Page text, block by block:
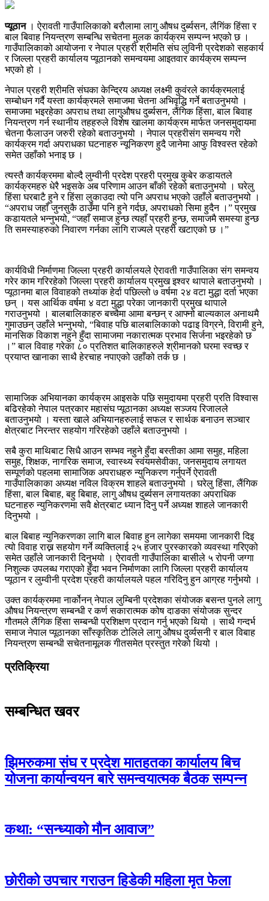
प्यूठान। ऐरावती गाउँपालिकाको बरौलामा लागु औषध दुर्ब्यसन, लैगिंक हिंसा र
बाल बिवाह नियन्त्रण सम्बन्धि सचेतना मुलक कार्यक्रम सम्पन्न भएको छ ।
गाउँपालिकाको आयोजना र नेपाल प्रहरी श्रीमति संघ लुविनी प्रदेशको सहकार्य
र जिल्ला प्रहरी कार्यालय प्यूठानको समन्वयमा आइतवार कार्यक्रम सम्पन्न
भएको हो ।
नेपाल प्रहरी श्रीमति संघका केन्द्रिय अध्यक्ष लक्ष्मी कुवंरले कार्यक्रमलाई
सम्बोधन गर्दै यस्ता कार्यक्रमले समाजमा चेतना अभिवृद्धि गर्ने बताउनुभयो ।
समाजमा भइरहेका अपराध तथा लागुऔषध दुर्ब्यसन, लैंगिक हिंसा, बाल बिवाह
नियन्त्रण गर्न स्थानीय तहहरुले विशेष खालमा कार्यक्रम मार्फत जनसमुदायमा
चेतना फैलाउन जरुरी रहेको बताउनुभयो । नेपाल प्रहरीसंग समन्वय गरी
कार्यक्रम गर्दा अपराधका घटनाहरु न्यूनिकरण हुदै जानेमा आफु विश्वस्त रहेको
समेत उहाँको भनाइ छ ।
त्यस्तै कार्यक्रममा बोल्दै लुम्वीनी प्रदेश प्रहरी प्रमुख कुबेर कडायतले
कार्यक्रमहरु धेरै भइसके अब परिणाम आउन बाँकी रहेको बताउनुभयो । घरेलु
हिंसा घरबाटै हुने र हिंसा लुकाउदा त्यो पनि अपराध भएको उहाँले बताउनुभयो ।
“अपराध जहाँ जुनसुकै ठाउँमा पनि हुने गर्दछ, अपराधको सिमा हुदैन ।” प्रमुख
कडायतले भन्नुभयो, “जहाँ समाज हुन्छ त्यहाँ प्रहरी हुन्छ, समाजमै समस्या हुन्छ
ति समस्याहरुको निवारण गर्नका लागि राज्यले प्रहरी खटाएको छ ।”
कार्यविधी निर्माणमा जिल्ला प्रहरी कार्यालयले ऐरावती गाउँपालिका संग समन्वय
गरेर काम गरिरहेको जिल्ला प्रहरी कार्यालय प्रमुख इश्वर थापाले बताउनुभयो ।
प्यूठानमा बाल विवाहको तथ्यांक हेर्दा पछिल्लो ७ वर्षमा २४ वटा मुद्धा दर्ता भएका
छन् । यस आर्थिक वर्षमा ४ वटा मुद्धा परेका जानकारी प्रमुख थापाले
गराउनुभयो । बालबालिकाहरु बच्चैमा आमा बन्छन् र आफ्नो बाल्यकाल अनाथमै
गुमाउछन् उहाँले भन्नुभयो, “बिवाह पछि बालबालिकाको पढाइ विग्रने, विरामी हुने,
मानसिक विकाश नहुने हुँदा सामाजमा नकारात्मक प्रभाव सिर्जना भइरहेको छ
।” बाल विवाह गरेका ८० प्रतिशत बालिकाहरुले श्रीमानको घरमा स्वच्छ र
प्रयाप्त खानाका साथै हेरचाह नपाएको उहाँको तर्क छ ।
सामाजिक अभियानका कार्यक्रम आइसके पछि समुदायमा प्रहरी प्रति विश्वास
बढिरहेको नेपाल पत्रकार महासंघ प्यूठानका अध्यक्ष सञ्जय रिजालले
बताउनुभयो । यस्ता खाले अभियानहरुलाई सफल र सार्थक बनाउन सञ्चार
क्षेत्रबाट निरन्तर सहयोग गरिरहेको उहाँले बताउनुभयो ।
सबै कुरा माथिबाट सिधै आउन सम्भव नहुने हुँदा बस्तीका आमा समुह, महिला
समुह, शिक्षक, नागरिक समाज, स्वास्थ्य स्वंयमसेवीका, जनसमुदाय लगायत
सम्पूर्णको पहलमा सामाजिक अपराधहरु न्युनिकरण गर्नुपर्ने ऐरावती
गाउँपालिकाका अध्यक्ष नविल विक्रम शाहले बताउनुभयो । घरेलु हिंसा, लैंगिक
हिंसा, बाल बिबाह, बहु बिबाह, लागु औषध दुर्ब्यसन लगायतका अपराधिक
घटनाहरु न्युनिकरणमा सवै क्षेत्रबाट ध्यान दिनु पर्ने अध्यक्ष शाहले जानकारी
दिनुभयो ।
बाल बिबाह न्युनिकरणका लागि बाल बिवाह हुन लागेका समयमा जानकारी दिइ
त्यो विवाह राख्न सहयोग गर्ने व्यक्तिलाई २५ हजार पुरस्कारको व्यवस्था गरिएको
समेत उहाँले जानकारी दिनुभयो । ऐरावती गाउँपालिका बासीले ५ रोपनी जग्गा
निशुल्क उपलब्ध गराएको हुँदा भवन निर्माणका लागि जिल्ला प्रहरी कार्यालय
प्यूठान र लुम्वीनी प्रदेश प्रहरी कार्यालयले पहल गरिदिनु हुन आग्रह गर्नुभयो ।
उक्त कार्यक्रममा नार्कोनन् नेपाल लुम्बिनी प्रदेशका संयोजक बसन्त पुनले लागु
औषध नियन्त्रण सम्बन्धी र कर्ण सकारात्मक कोष दाङका संयोजक सुन्दर
गौतमले लैंगिक हिंसा सम्बन्धी प्रशिक्षण प्रदान गर्नु भएको थियो । साथै गन्दर्भ
समाज नेपाल प्यूठानका साँस्कृतिक टोलिले लागु औषध दुर्व्यसनी र बाल विबाह
नियन्त्रण सम्बन्धी सचेतनामूलक गीतसमेत प्रस्तुत गरेको थियो ।
प्रतिक्रिया
सम्बन्धित खवर
झिमरुकमा संघ र प्रदेश मातहतका कार्यालय बिच
योजना कार्यान्वयन बारे समन्वयात्मक बैठक सम्पन्न
कथा: “सन्ध्याको मौन आवाज”
छोरीको उपचार गराउन हिडेकी महिला मृत फेला